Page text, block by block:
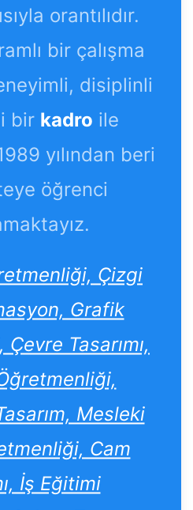
orantılıdır.
bir çalışma
disiplinli
bir kadro ile
yılından beri
öğrenci
Çizgi
Grafik
Tasarımı,
Mesleki
Cam
İş Eğitimi